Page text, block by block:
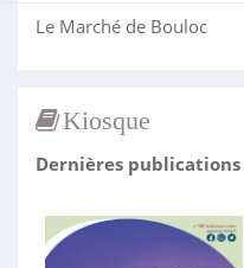
Le Marché de Bouloc
Kiosque
Dernières publications